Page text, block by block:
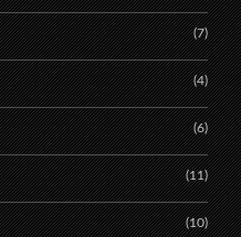
(7)
(4)
(6)
(11)
(10)